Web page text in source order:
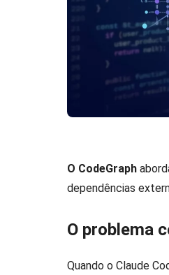
O CodeGraph
dependências
O problema
Quando o Claude